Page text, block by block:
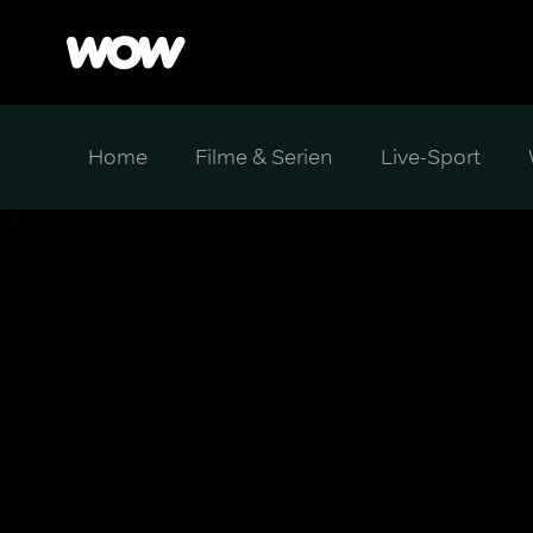
Home Filme & Serien Live-Sport